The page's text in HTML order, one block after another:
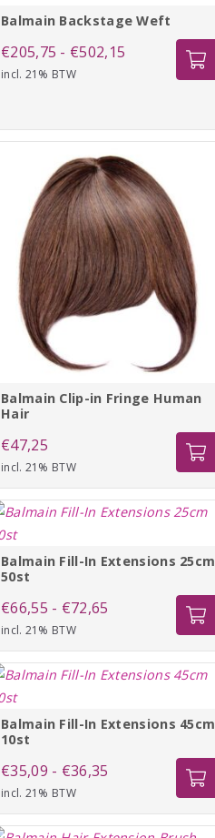
Balmain Backstage Weft
€205,75 - €502,15 Prijsklasse:
€205,75
€502,15
incl. 21% BTW
Balmain Clip-in Fringe Human
Hair
€47,25
incl. 21% BTW
Balmain Fill-In Extensions 25cm
50st
€66,55 - €72,65 Prijsklasse:
tot
€72,65
incl. 21% BTW
Balmain Fill-In Extensions 45cm
10st
€35,09 - €36,35 Prijsklasse:
tot
incl. 21% BTW